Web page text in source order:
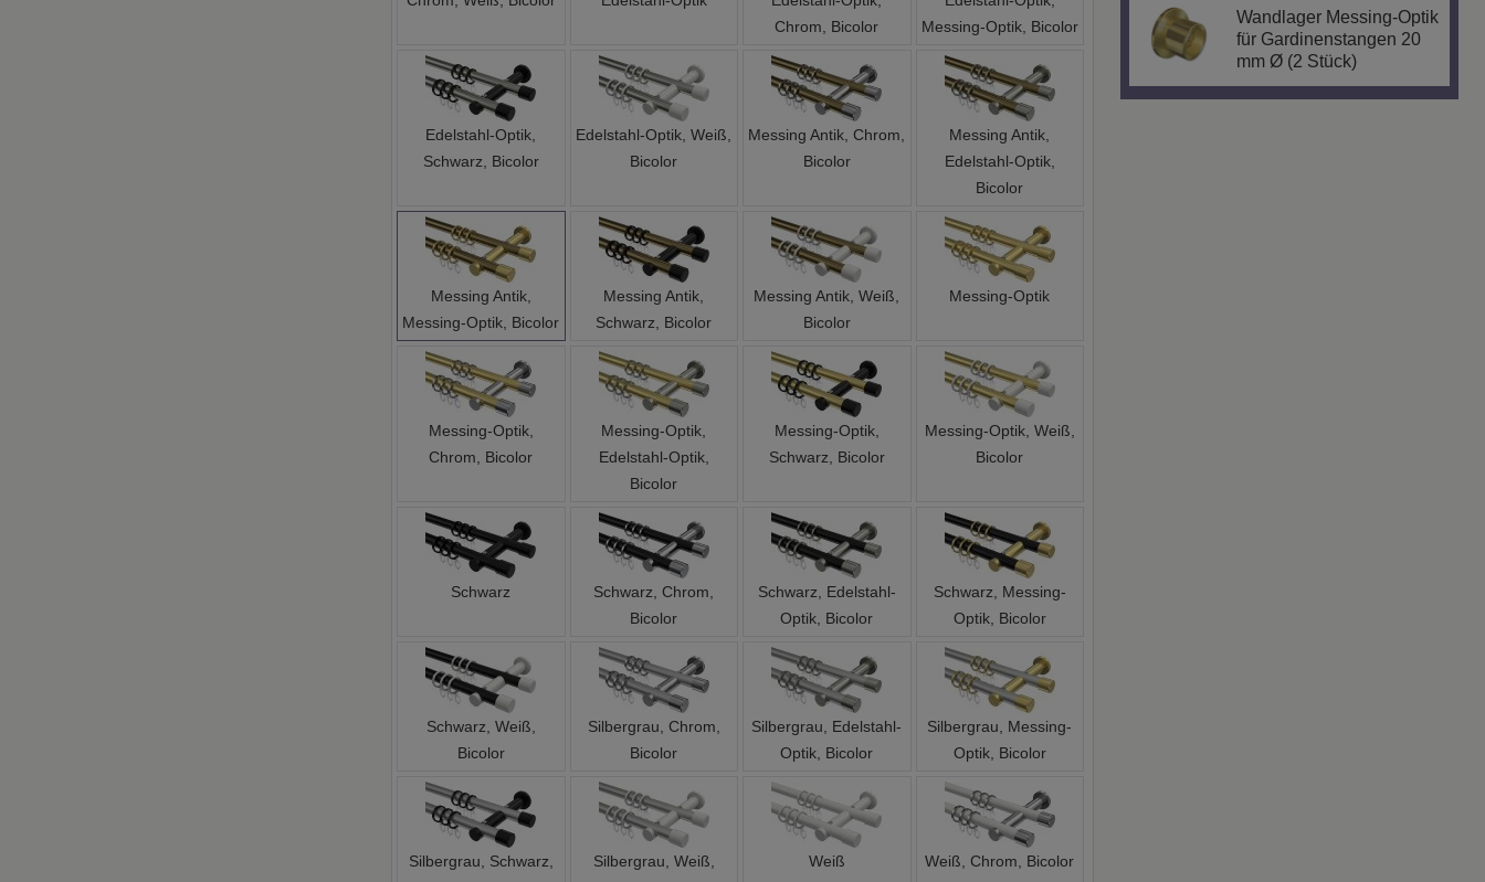
Chrom, Bicolor
Messing-Optik, Bicolor
Edelstahl-Optik,
Schwarz, Bicolor
Edelstahl-Optik, Weiß,
Bicolor
Messing Antik, Chrom,
Bicolor
Messing Antik,
Edelstahl-Optik,
Bicolor
Messing Antik,
Messing-Optik, Bicolor
Messing Antik,
Schwarz, Bicolor
Messing Antik, Weiß,
Bicolor
Messing-Optik
Messing-Optik,
Chrom, Bicolor
Messing-Optik,
Edelstahl-Optik,
Bicolor
Messing-Optik,
Schwarz, Bicolor
Messing-Optik, Weiß,
Bicolor
Schwarz
Schwarz, Chrom,
Bicolor
Schwarz, Edelstahl-
Optik, Bicolor
Schwarz, Messing-
Optik, Bicolor
Schwarz, Weiß,
Bicolor
Silbergrau, Chrom,
Bicolor
Silbergrau, Edelstahl-
Optik, Bicolor
Silbergrau, Messing-
Optik, Bicolor
Silbergrau, Schwarz,
Bicolor
Silbergrau, Weiß,
Bicolor
Weiß Weiß, Chrom, Bicolor
für Gardinenstangen 20
mm Ø (2 Stück)